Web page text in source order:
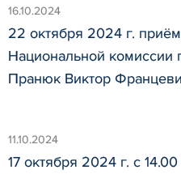
16.10.2024
22 октября 2024 г.
Национальной комиссии
Пранюк Виктор
11.10.2024
17 октября 2024 г. с